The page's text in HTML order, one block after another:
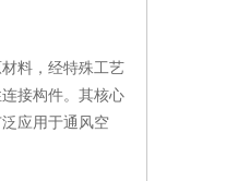
料，经特殊工艺
接构件。其核心
应用于通风空